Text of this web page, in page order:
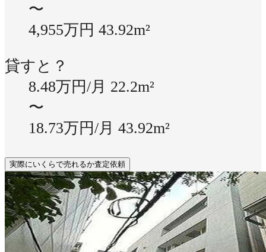
〜
4,955万円 43.92m²
貸すと？
8.48万円/月 22.2m²
〜
18.73万円/月 43.92m²
実際にいくらで売れるか査定依頼